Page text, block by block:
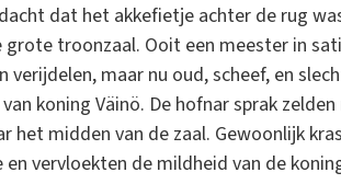
dat het akkefietje achter de rug
grote troonzaal. Ooit een meester in
verijdelen, maar nu oud, scheef, en
koning Väinö. De hofnar sprak
het midden van de zaal. Gewoonlijk
en vervloekten de mildheid van de